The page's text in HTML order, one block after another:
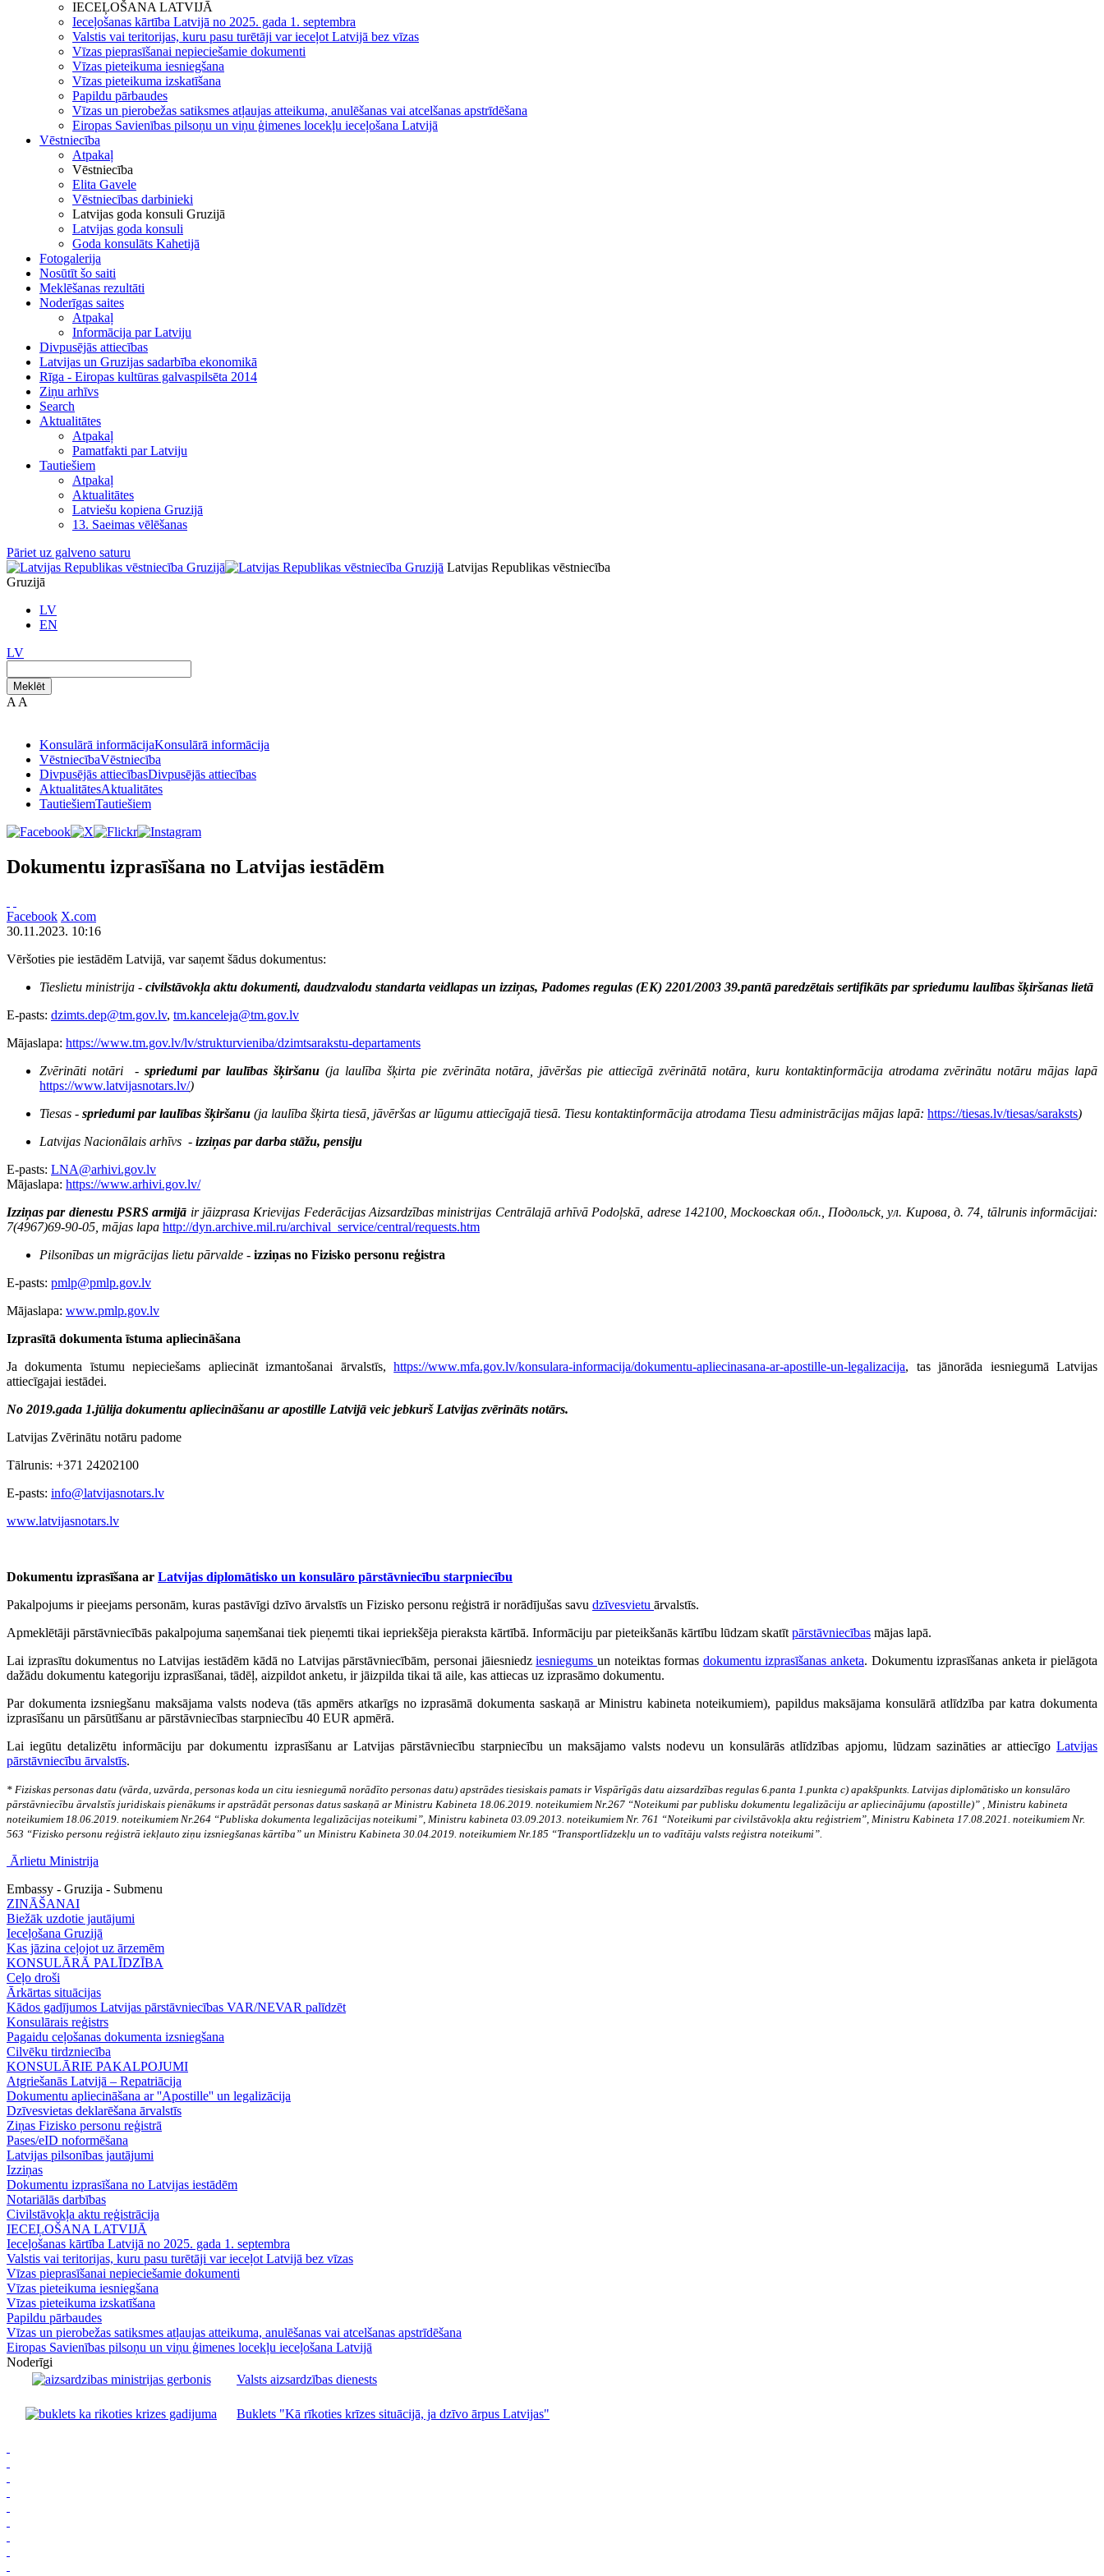
IECEĻOŠANA LATVIJĀ
Ieceļošanas kārtība Latvijā no 2025. gada 1. septembra
Valstis vai teritorijas, kuru pasu turētāji var ieceļot Latvijā bez vīzas
Vīzas pieprasīšanai nepieciešamie dokumenti
Vīzas pieteikuma iesniegšana
Vīzas pieteikuma izskatīšana
Papildu pārbaudes
Vīzas un pierobežas satiksmes atļaujas atteikuma, anulēšanas vai atcelšanas apstrīdēšana
Eiropas Savienības pilsoņu un viņu ģimenes locekļu ieceļošana Latvijā
Vēstniecība
Atpakaļ
Vēstniecība
Elita Gavele
Vēstniecības darbinieki
Latvijas goda konsuli Gruzijā
Latvijas goda konsuli
Goda konsulāts Kahetijā
Fotogalerija
Nosūtīt šo saiti
Meklēšanas rezultāti
Noderīgas saites
Atpakaļ
Informācija par Latviju
Divpusējās attiecības
Latvijas un Gruzijas sadarbība ekonomikā
Rīga - Eiropas kultūras galvaspilsēta 2014
Ziņu arhīvs
Search
Aktualitātes
Atpakaļ
Pamatfakti par Latviju
Tautiešiem
Atpakaļ
Aktualitātes
Latviešu kopiena Gruzijā
13. Saeimas vēlēšanas
Pāriet uz galveno saturu
Latvijas Republikas vēstniecība
Gruzijā
LV
EN
LV
Meklēt
A A
Konsulārā informācijaKonsulārā informācija
VēstniecībaVēstniecība
Divpusējās attiecībasDivpusējās attiecības
AktualitātesAktualitātes
TautiešiemTautiešiem
Dokumentu izprasīšana no Latvijas iestādēm
Facebook X.com
30.11.2023. 10:16
Vēršoties pie iestādēm Latvijā, var saņemt šādus dokumentus:
Tieslietu ministrija - civilstāvokļa aktu dokumenti, daudzvalodu standarta veidlapas un izziņas, Padomes regulas (EK) 2201/2003 39.pantā paredzētais sertifikāts par spriedumu laulības šķiršanas lietā
E-pasts: dzimts.dep@tm.gov.lv, tm.kanceleja@tm.gov.lv
Mājaslapa: https://www.tm.gov.lv/lv/strukturvieniba/dzimtsarakstu-departaments
Zvērināti notāri
- spriedumi par laulības šķiršanu(ja laulība šķirta pie zvērināta notāra, jāvēršas pie attiecīgā zvērinātā notāra, kuru kontaktinformācija atrodama zvērinātu notāru mājas lapā
https://www.latvijasnotars.lv/)
Tiesas - spriedumi par laulības šķiršanu (ja laulība šķirta tiesā, jāvēršas ar lūgumu attiecīgajā tiesā. Tiesu kontaktinformācija atrodama Tiesu administrācijas mājas lapā: https://tiesas.lv/tiesas/saraksts)
Latvijas Nacionālais arhīvs - izziņas par darba stāžu, pensiju
E-pasts: LNA@arhivi.gov.lv
Mājaslapa: https://www.arhivi.gov.lv/
Izziņas par dienestu PSRS armijā ir jāizprasa Krievijas Federācijas Aizsardzības ministrijas Centrālajā arhīvā Podoļskā, adrese 142100, Mockoвckaя oбл., Пoдoльck, ул. Kирoвa, д. 74, tālrunis informācijai:
7(4967)69-90-05, mājas lapa http://dyn.archive.mil.ru/archival_service/central/requests.htm
Pilsonības un migrācijas lietu pārvalde - izziņas no Fizisko personu reģistra
E-pasts: pmlp@pmlp.gov.lv
Mājaslapa: www.pmlp.gov.lv
Izprasītā dokumenta īstuma apliecināšana
Ja dokumenta īstumu nepieciešams apliecināt izmantošanai ārvalstīs,https://www.mfa.gov.lv/konsulara-informacija/dokumentu-apliecinasana-ar-apostille-un-legalizacija, tas jānorāda iesniegumā Latvijas
attiecīgajai iestādei.
No 2019.gada 1.jūlija dokumentu apliecināšanu ar apostille Latvijā veic jebkurš Latvijas zvērināts notārs.
Latvijas Zvērinātu notāru padome
Tālrunis: +371 24202100
E-pasts: info@latvijasnotars.lv
www.latvijasnotars.lv
Dokumentu izprasīšana ar Latvijas diplomātisko un konsulāro pārstāvniecību starpniecību
Pakalpojums ir pieejams personām, kuras pastāvīgi dzīvo ārvalstīs un Fizisko personu reģistrā ir norādījušas savu dzīvesvietu ārvalstīs.
Apmeklētāji pārstāvniecībās pakalpojuma saņemšanai tiek pieņemti tikai iepriekšēja pieraksta kārtībā. Informāciju par pieteikšanās kārtību lūdzam skatīt pārstāvniecības mājas lapā.
Lai izprasītu dokumentus no Latvijas iestādēm kādā no Latvijas pārstāvniecībām, personai jāiesniedziesniegums un noteiktas formas dokumentu izprasīšanas anketa. Dokumentu izprasīšanas anketa ir pielāgota
dažādu dokumentu kategoriju izprasīšanai, tādēļ, aizpildot anketu, ir jāizpilda tikai tā aile, kas attiecas uz izprasāmo dokumentu.
Par dokumenta izsniegšanu maksājama valsts nodeva (tās apmērs atkarīgs no izprasāmā dokumenta saskaņā ar Ministru kabineta noteikumiem), papildus maksājama konsulārā atlīdzība par katra dokumenta
izprasīšanu un pārsūtīšanu ar pārstāvniecības starpniecību 40 EUR apmērā.
Lai iegūtu detalizētu informāciju par dokumentu izprasīšanu ar Latvijas pārstāvniecību starpniecību un maksājamo valsts nodevu un konsulārās atlīdzības apjomu, lūdzam sazināties ar attiecīgo Latvijas
pārstāvniecību ārvalstīs.
* Fiziskas personas datu (vārda, uzvārda, personas koda un citu iesniegumā norādīto personas datu) apstrādes tiesiskais pamats ir Vispārīgās datu aizsardzības regulas 6.panta 1.punkta c) apakšpunkts. Latvijas diplomātisko un konsulāro
pārstāvniecību ārvalstīs juridiskais pienākums ir apstrādāt personas datus saskaņā ar Ministru Kabineta 18.06.2019. noteikumiem Nr.267 “Noteikumi par publisku dokumentu legalizāciju ar apliecinājumu (apostille)” , Ministru kabineta
noteikumiem 18.06.2019. noteikumiem Nr.264 “Publiska dokumenta legalizācijas noteikumi”, Ministru kabineta 03.09.2013. noteikumiem Nr. 761 “Noteikumi par civilstāvokļa aktu reģistriem”, Ministru Kabineta 17.08.2021. noteikumiem Nr.
563 “Fizisko personu reģistrā iekļauto ziņu izsniegšanas kārtība” un Ministru Kabineta 30.04.2019. noteikumiem Nr.185 “Transportlīdzekļu un to vadītāju valsts reģistra noteikumi”.
Ārlietu Ministrija
Embassy - Gruzija - Submenu
ZINĀŠANAI
Biežāk uzdotie jautājumi
Ieceļošana Gruzijā
Kas jāzina ceļojot uz ārzemēm
KONSULĀRĀ PALĪDZĪBA
Ceļo droši
Ārkārtas situācijas
Kādos gadījumos Latvijas pārstāvniecības VAR/NEVAR palīdzēt
Konsulārais reģistrs
Pagaidu ceļošanas dokumenta izsniegšana
Cilvēku tirdzniecība
KONSULĀRIE PAKALPOJUMI
Atgriešanās Latvijā – Repatriācija
Dokumentu apliecināšana ar ''Apostille'' un legalizācija
Dzīvesvietas deklarēšana ārvalstīs
Ziņas Fizisko personu reģistrā
Pases/eID noformēšana
Latvijas pilsonības jautājumi
Izziņas
Dokumentu izprasīšana no Latvijas iestādēm
Notariālās darbības
Civilstāvokļa aktu reģistrācija
IECEĻOŠANA LATVIJĀ
Ieceļošanas kārtība Latvijā no 2025. gada 1. septembra
Valstis vai teritorijas, kuru pasu turētāji var ieceļot Latvijā bez vīzas
Vīzas pieprasīšanai nepieciešamie dokumenti
Vīzas pieteikuma iesniegšana
Vīzas pieteikuma izskatīšana
Papildu pārbaudes
Vīzas un pierobežas satiksmes atļaujas atteikuma, anulēšanas vai atcelšanas apstrīdēšana
Eiropas Savienības pilsoņu un viņu ģimenes locekļu ieceļošana Latvijā
Noderīgi
Valsts aizsardzības dienests
Buklets "Kā rīkoties krīzes situācijā, ja dzīvo ārpus Latvijas"